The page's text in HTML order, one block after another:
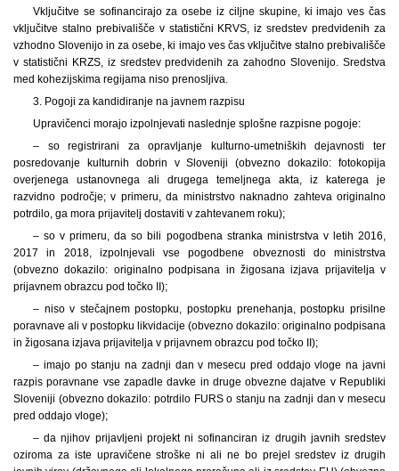
Vključitve se sofinancirajo za osebe iz ciljne skupine, ki imajo ves čas
vključitve stalno prebivališče v statistični KRVS, iz sredstev predvidenih za
vzhodno Slovenijo in za osebe, ki imajo ves čas vključitve stalno prebivališče
v statistični KRZS, iz sredstev predvidenih za zahodno Slovenijo. Sredstva
med kohezijskima regijama niso prenosljiva.
3. Pogoji za kandidiranje na javnem razpisu
Upravičenci morajo izpolnjevati naslednje splošne razpisne pogoje:
– so registrirani za opravljanje kulturno-umetniških dejavnosti ter
posredovanje kulturnih dobrin v Sloveniji (obvezno dokazilo: fotokopija
overjenega ustanovnega ali drugega temeljnega akta, iz katerega je
razvidno področje; v primeru, da ministrstvo naknadno zahteva originalno
potrdilo, ga mora prijavitelj dostaviti v zahtevanem roku);
– so v primeru, da so bili pogodbena stranka ministrstva v letih 2016,
2017 in 2018, izpolnjevali vse pogodbene obveznosti do ministrstva
(obvezno dokazilo: originalno podpisana in žigosana izjava prijavitelja v
prijavnem obrazcu pod točko II);
– niso v stečajnem postopku, postopku prenehanja, postopku prisilne
poravnave ali v postopku likvidacije (obvezno dokazilo: originalno podpisana
in žigosana izjava prijavitelja v prijavnem obrazcu pod točko II);
– imajo po stanju na zadnji dan v mesecu pred oddajo vloge na javni
razpis poravnane vse zapadle davke in druge obvezne dajatve v Republiki
Sloveniji (obvezno dokazilo: potrdilo FURS o stanju na zadnji dan v mesecu
pred oddajo vloge);
– da njihov prijavljeni projekt ni sofinanciran iz drugih javnih sredstev
oziroma za iste upravičene stroške ni ali ne bo prejel sredstev iz drugih